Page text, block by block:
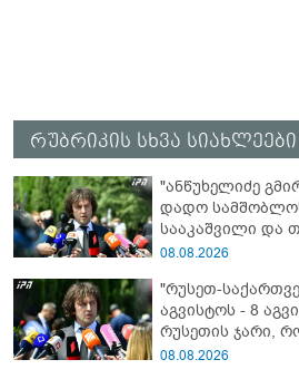
რუბრიკის სხვა სიახლეები
"ანწუხელიძე
დადო
სააკაშვილი და
ანწუხელიძის
ამგვარს
08.08.2026
"რუსეთ-
აგვისტოს - 8
რუსეთის ჯარი,
განცხადება
08.08.2026